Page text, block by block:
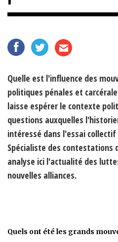
Quelle est l'influence des
politiques pénales et
laisse espérer le contexte
questions auxquelles
intéressé dans l'essai
Spécialiste des contestations
analyse ici l'actualité des
nouvelles alliances.
Quels ont été les grands